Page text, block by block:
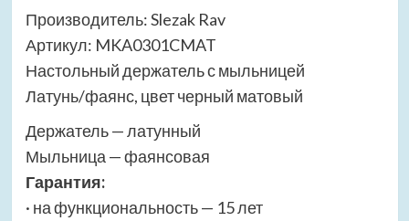
Производитель: Slezak Rav
Артикул: MKA0301CMAT
Настольный держатель с мыльницей
Латунь/фаянс, цвет черный матовый
Держатель — латунный
Мыльница — фаянсовая
Гарантия:
· на функциональность — 15 лет